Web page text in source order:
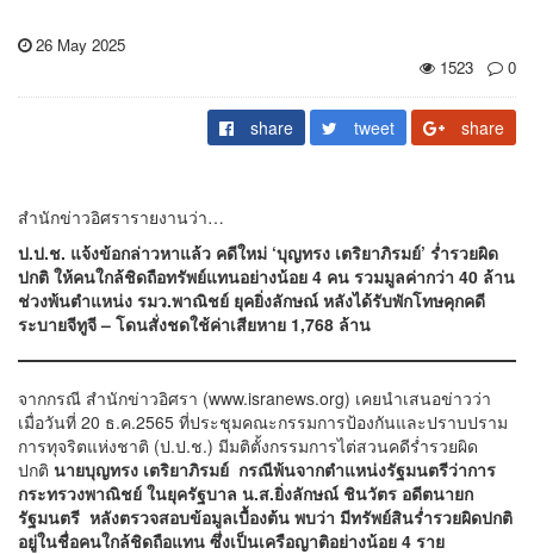
26 May 2025
1523
0
share tweet share
สำนักข่าวอิศรารายงานว่า…
ป.ป.ช. แจ้งข้อกล่าวหาแล้ว คดีใหม่ ‘บุญทรง เตริยาภิรมย์’ ร่ำรวยผิด
ปกติ ให้คนใกล้ชิดถือทรัพย์แทนอย่างน้อย 4 คน รวมมูลค่ากว่า 40 ล้าน
ช่วงพ้นตำแหน่ง รมว.พาณิชย์ ยุคยิ่งลักษณ์ หลังได้รับพักโทษคุกคดี
ระบายจีทูจี – โดนสั่งชดใช้ค่าเสียหาย 1,768 ล้าน
จากกรณี สำนักข่าวอิศรา (www.isranews.org) เคยนำเสนอข่าวว่า
เมื่อวันที่ 20 ธ.ค.2565 ที่ประชุมคณะกรรมการป้องกันและปราบปราม
การทุจริตแห่งชาติ (ป.ป.ช.) มีมติตั้งกรรมการไต่สวนคดีร่ำรวยผิด
ปกติ นายบุญทรง เตริยาภิรมย์ กรณีพ้นจากตำแหน่งรัฐมนตรีว่าการ
กระทรวงพาณิชย์ ในยุครัฐบาล น.ส.ยิ่งลักษณ์ ชินวัตร อดีตนายก
รัฐมนตรี หลังตรวจสอบข้อมูลเบื้องต้น พบว่า มีทรัพย์สินร่ำรวยผิดปกติ
อยู่ในชื่อคนใกล้ชิดถือแทน ซึ่งเป็นเครือญาติอย่างน้อย 4 ราย